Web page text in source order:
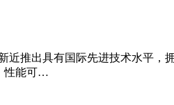
近推出具有国际先进技术水平
性能可…